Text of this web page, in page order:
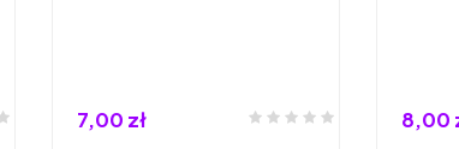
7,00 zł 8,00